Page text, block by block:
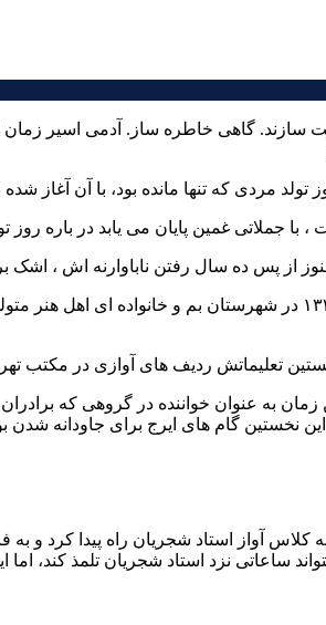
سازند. گاهی خاطره ساز. آدمی اسیر
تولد مردی که تنها مانده بود، با آن
با جملاتی غمین پایان می یابد در باره
سخن از ایرج بسطامی است . کسی که اول آذر ۱۳۳۶ در
به عنوان خواننده در گروهی که
نخستین گام های ایرج برای جاودانه شدن
ها بود که بسطامی در ۲۲ سالگی به کلاس آواز
ساعاتی نزد استاد شجریان تلمذ کند،